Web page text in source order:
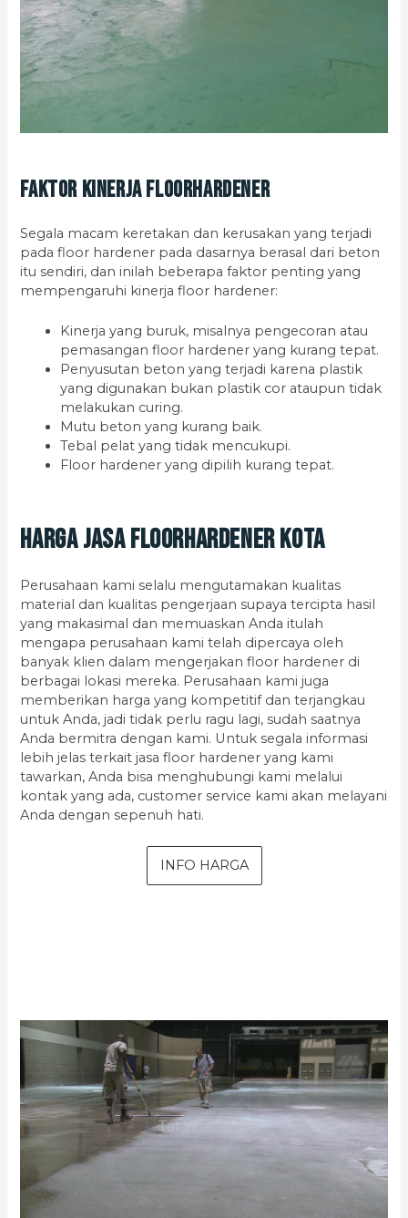
Faktor Kinerja Floorhardener
Segala macam keretakan dan kerusakan yang terjadi
pada floor hardener pada dasarnya berasal dari beton
itu sendiri, dan inilah beberapa faktor penting yang
mempengaruhi kinerja floor hardener:
Kinerja yang buruk, misalnya pengecoran atau
pemasangan floor hardener yang kurang tepat.
Penyusutan beton yang terjadi karena plastik
yang digunakan bukan plastik cor ataupun tidak
melakukan curing.
Mutu beton yang kurang baik.
Tebal pelat yang tidak mencukupi.
Floor hardener yang dipilih kurang tepat.
Harga Jasa Floorhardener kota
Perusahaan kami selalu mengutamakan kualitas
material dan kualitas pengerjaan supaya tercipta hasil
yang makasimal dan memuaskan Anda itulah
mengapa perusahaan kami telah dipercaya oleh
banyak klien dalam mengerjakan floor hardener di
berbagai lokasi mereka. Perusahaan kami juga
memberikan harga yang kompetitif dan terjangkau
untuk Anda, jadi tidak perlu ragu lagi, sudah saatnya
Anda bermitra dengan kami. Untuk segala informasi
lebih jelas terkait jasa floor hardener yang kami
tawarkan, Anda bisa menghubungi kami melalui
kontak yang ada, customer service kami akan melayani
Anda dengan sepenuh hati.
INFO HARGA